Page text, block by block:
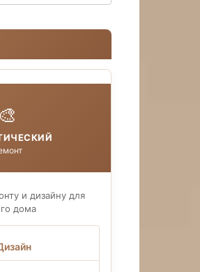
🎨
и дизайну для
дома